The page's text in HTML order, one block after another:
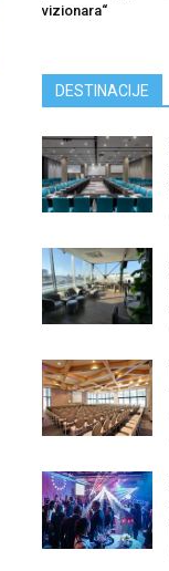
vizionara“
DESTINACIJE